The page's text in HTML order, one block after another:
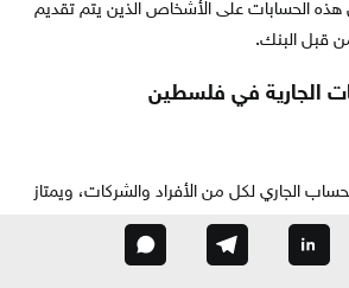
الحسابات على الأشخاص الذين يتم تقديم
قبل البنك.
الجارية في فلسطين
الجاري لكل من الأفراد والشركات، ويمتاز